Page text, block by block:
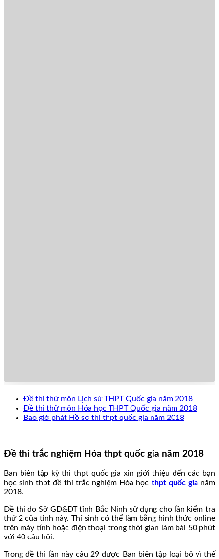
Đề thi thử môn Lịch sử THPT Quốc gia năm 2018
Đề thi thử môn Hóa học THPT Quốc gia năm 2018
Bao giờ phát Hồ sơ thi thpt quốc gia năm 2018
Đề thi trắc nghiệm Hóa thpt quốc gia năm 2018
Ban biên tập kỳ thi thpt quốc gia xin giới thiệu đến các bạn
học sinh thpt đề thi trắc nghiệm Hóa học thpt quốc gianăm
2018.
Đề thi do Sở GD&ĐT tỉnh Bắc Ninh sử dụng cho lần kiểm tra
thứ 2 của tỉnh này. Thí sinh có thể làm bằng hình thức online
trên máy tính hoặc điện thoại trong thời gian làm bài 50 phút
với 40 câu hỏi.
Trong đề thi lần này câu 29 được Ban biên tập loại bỏ vì thế